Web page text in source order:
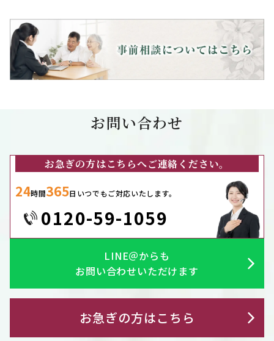
お問い合わせ
お急ぎの方はこちらへご連絡ください。
24時間365日いつでもご対応いたします。
0120-59-1059
LINE＠からも
お問い合わせいただけます
お急ぎの方はこちら